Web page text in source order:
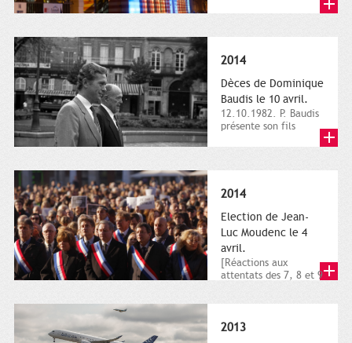
2014
Dèces de Dominique
Baudis le 10 avril.
12.10.1982. P. Baudis
présente son fils
2014
Election de Jean-
Luc Moudenc le 4
avril.
[Réactions aux
attentats des 7, 8 et 9
2013